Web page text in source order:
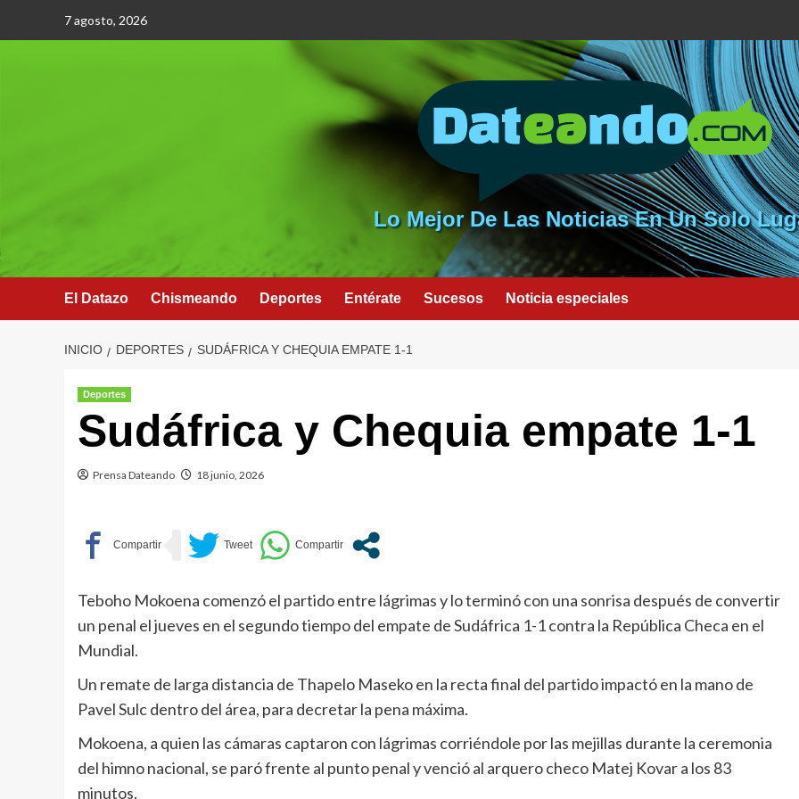
7 agosto, 2026
Lo Mejor De Las Noticias En Un Solo
El Datazo Chismeando Deportes Entérate Sucesos Noticia especiales
INICIO DEPORTES SUDÁFRICA Y CHEQUIA EMPATE 1-1
Deportes
Sudáfrica y Chequia empate 1-1
Prensa Dateando 18 junio, 2026
Teboho Mokoena comenzó el partido entre lágrimas y lo terminó con una sonrisa después de convertir
un penal el jueves en el segundo tiempo del empate de Sudáfrica 1-1 contra la República Checa en el
Mundial.
Un remate de larga distancia de Thapelo Maseko en la recta final del partido impactó en la mano de
Pavel Sulc dentro del área, para decretar la pena máxima.
Mokoena, a quien las cámaras captaron con lágrimas corriéndole por las mejillas durante la ceremonia
del himno nacional, se paró frente al punto penal y venció al arquero checo Matej Kovar a los 83
minutos.
estilo
La reina Letizia transformó la narrativa de
temporada, dejando claro que su estilo evolucionó
hacia una nueva etapa marcada por la seguridad, la...
más
los